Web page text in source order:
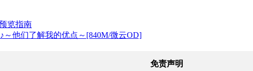
览指南
～他们了解我的优点～[840M/微云OD]
免责声明